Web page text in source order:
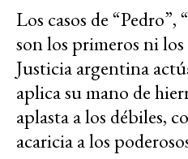
Los casos de “Pedro”,
son los primeros ni
Justicia argentina
aplica su mano de
aplasta a los débiles,
acaricia a los